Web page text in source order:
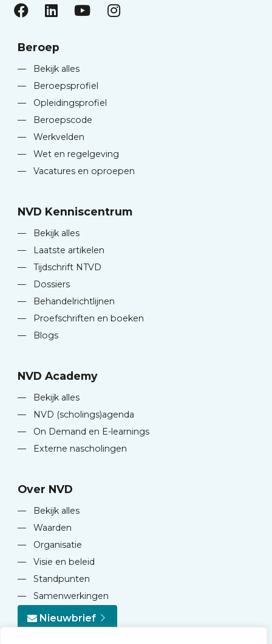
Beroep
—
Bekijk alles
—
Beroepsprofiel
—
Opleidingsprofiel
—
Beroepscode
—
Werkvelden
—
Wet en regelgeving
—
Vacatures en oproepen
NVD Kenniscentrum
—
Bekijk alles
—
Laatste artikelen
—
Tijdschrift NTVD
—
Dossiers
—
Behandelrichtlijnen
—
Proefschriften en boeken
—
Blogs
NVD Academy
—
Bekijk alles
—
NVD (scholings)agenda
—
On Demand en E-learnings
—
Externe nascholingen
Over NVD
—
Bekijk alles
—
Waarden
—
Organisatie
—
Visie en beleid
—
Standpunten
—
Samenwerkingen
Nieuwbrief